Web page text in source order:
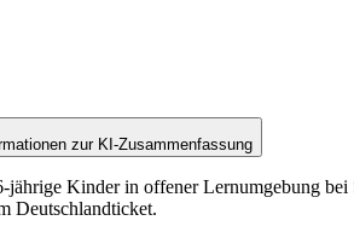
zur KI-Zusammenfassung
Kinder in offener Lernumgebung
Deutschlandticket.